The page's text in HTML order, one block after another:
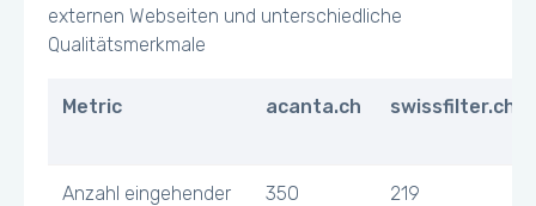
externen Webseiten und unterschiedliche
Qualitätsmerkmale
Metric acanta.ch swissfilter.ch
Anzahl eingehender
350 219